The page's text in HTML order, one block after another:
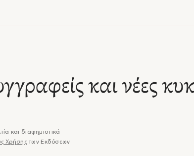
και νέες
και διαφημιστικά
Χρήσηςτων Εκδόσεων